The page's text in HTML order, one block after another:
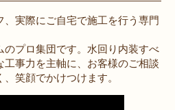
、実際にご自宅で施工を行う専門
のプロ集団です。水回り内装すべ
事力を主軸に、お客様のご相談
笑顔でかけつけます。